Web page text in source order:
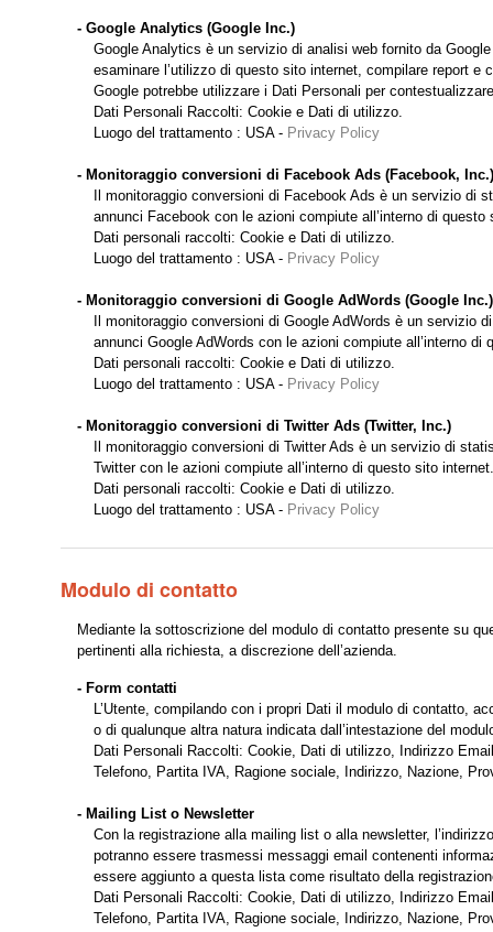
- Google Analytics (Google Inc.)
Google Analytics è un servizio di analisi web fornito da
esaminare l’utilizzo di questo sito internet, compilare report
Google potrebbe utilizzare i Dati Personali per
Dati Personali Raccolti: Cookie e Dati di utilizzo.
Luogo del trattamento : USA - Privacy Policy
- Monitoraggio conversioni di Facebook Ads (Facebook, Inc.)
Il monitoraggio conversioni di Facebook Ads è un servizio
annunci Facebook con le azioni compiute all’interno di questo
Dati personali raccolti: Cookie e Dati di utilizzo.
Luogo del trattamento : USA - Privacy Policy
- Monitoraggio conversioni di Google AdWords (Google Inc.)
Il monitoraggio conversioni di Google AdWords è un
annunci Google AdWords con le azioni compiute all’interno di
Dati personali raccolti: Cookie e Dati di utilizzo.
Luogo del trattamento : USA - Privacy Policy
- Monitoraggio conversioni di Twitter Ads (Twitter, Inc.)
Il monitoraggio conversioni di Twitter Ads è un servizio di
Twitter con le azioni compiute all’interno di questo sito internet.
Dati personali raccolti: Cookie e Dati di utilizzo.
Luogo del trattamento : USA - Privacy Policy
Modulo di contatto
Mediante la sottoscrizione del modulo di contatto presente su
pertinenti alla richiesta, a discrezione dell’azienda.
- Form contatti
L’Utente, compilando con i propri Dati il modulo di contatto,
o di qualunque altra natura indicata dall’intestazione del
Dati Personali Raccolti: Cookie, Dati di utilizzo, Indirizzo
Telefono, Partita IVA, Ragione sociale, Indirizzo, Nazione,
- Mailing List o Newsletter
Con la registrazione alla mailing list o alla newsletter,
potranno essere trasmessi messaggi email contenenti
essere aggiunto a questa lista come risultato della
Dati Personali Raccolti: Cookie, Dati di utilizzo, Indirizzo
Telefono, Partita IVA, Ragione sociale, Indirizzo, Nazione,